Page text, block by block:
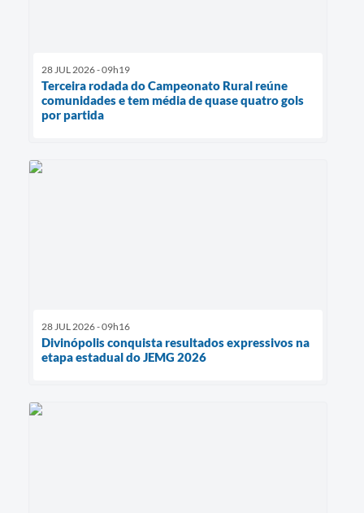
28 JUL 2026 - 09h19
Terceira rodada do Campeonato Rural reúne
comunidades e tem média de quase quatro gols
por partida
28 JUL 2026 - 09h16
Divinópolis conquista resultados expressivos na
etapa estadual do JEMG 2026